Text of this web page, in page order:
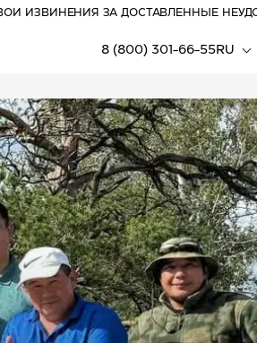
ИЗВИНЕНИЯ ЗА ДОСТАВЛЕННЫЕ
8 (800) 301-66-55RU
01:24(Алтай)
Прогулочные билеты
на канатные дороги
13°С
переменная облачность